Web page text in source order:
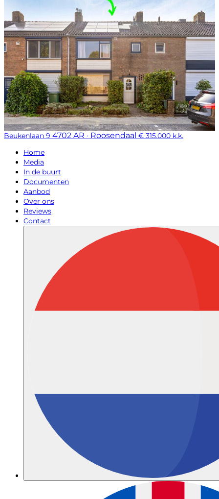
Beukenlaan 9 4702 AR · Roosendaal € 315.000 k.k.
Home
Media
In de buurt
Documenten
Aanbod
Over ons
Reviews
Contact